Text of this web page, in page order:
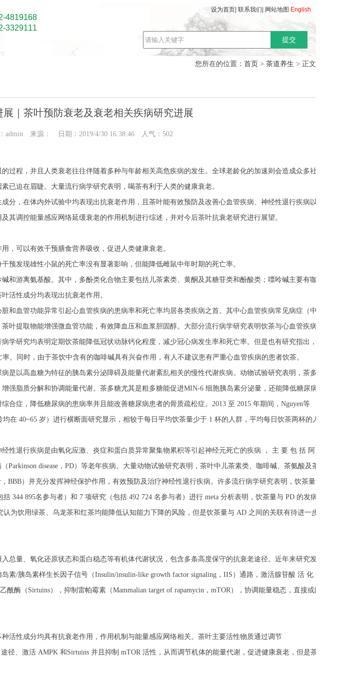
设为首页 联系我们 网站地图 English
4819168
3329111
您所在的位置： 首页 > 茶道养生 > 正文
展｜茶叶预防衰老及衰老相关疾病研究进展
admin 来源： 日期：2019/4/30 16:38:46 人气： 502
过程，并且人类衰老往往伴随着多种与年龄相关高危疾病的发生。全球老龄化的加速则会造成众多社会问
已迫在眉睫。大量流行病学研究表明，喝茶有利于人类的健康衰老。
分，在体内外试验中均表现出抗衰老作用，且茶叶能有效预防及改善心血管疾病、神经性退行疾病以及Ⅱ型
其调控能量感应网络延缓衰老的作用机制进行综述，并对今后茶叶抗衰老研究进行展望。
，可以有效干预膳食营养吸收，促进人类健康衰老。
预发现雄性小鼠的死亡率没有显著影响，但能降低雌鼠中年时期的死亡率。
和游离氨基酸。其中，多酚类化合物主要包括儿茶素类、黄酮及其糖苷类和酚酸类；嘌呤碱主要有咖啡
活性成分均表现出抗衰老作用。
和血管功能异常引起心血管疾病的患病率和死亡率均居各类疾病之首。其中心血管疾病常见病症（中风、
叶提取物能增强微血管功能，有效降血压和血浆胆固醇。大部分流行病学研究表明饮茶与心血管疾病死亡
学研究均表明定期饮茶能降低冠状动脉钙化程度，减少冠心病发生率和死亡率。但是也有研究指出，成人
。同时，由于茶饮中含有的咖啡碱具有兴奋作用，有人不建议患有严重心血管疾病的患者饮茶。
是以高血糖为特征的胰岛素分泌障碍及能量代谢紊乱相关的慢性代谢疾病。动物试验研究表明，茶多酚类
强脂质分解和协调能量代谢。茶多糖尤其是粗多糖能促进MIN-6 细胞胰岛素分泌量，还能降低糖尿病小鼠
合症，降低糖尿病的患病率并且能改善糖尿病患者的骨质疏松症。 2013 至 2015 年期间， Nguyen等
均在 40~65 岁）进行横断面研究显示，相较于每日平均饮茶量少于 1 杯的人群，平均每日饮茶两杯的人患糖
性退行疾病是由氧化应激、炎症和蛋白质异常聚集物累积等引起神经元死亡的疾病 ， 主 要 包 括 阿 尔
Parkinson disease ， PD）等老年疾病。大量动物试验研究表明，茶叶中儿茶素类、咖啡碱、茶氨酸及茶黄素
， BBB）并充分发挥神经保护作用，有效预防及治疗神经性退行疾病。许多流行病学研究表明，饮茶量
括 344 895名参与者）和 7 项研究（包括 492 724 名参与者）进行 meta 分析表明，饮茶量与 PD 的发病率呈
认为饮用绿茶、乌龙茶和红茶均能降低认知能力下降的风险，但是饮茶量与 AD 之间的关联有待进一步研
总量、氧化还原状态和蛋白稳态等有机体代谢状况，包含多条高度保守的抗衰老途径。近年来研究发现，
素/胰岛素样生长因子信号（Insulin/insulin-like growth factor signaling ， IIS ）通路，激活腺苷酸 活 化 蛋 白
酰酶（ Sirtuins），抑制雷帕霉素（Mammalian target of rapamycin ， mTOR），协调能量稳态，直接或间接延
活性成分均具有抗衰老作用，作用机制与能量感应网络相关。茶叶主要活性物质通过调节
途径、激活 AMPK 和 Sirtuins 并且抑制 mTOR 活性，从而调节机体的能量代谢，促进健康衰老，但是茶叶抗